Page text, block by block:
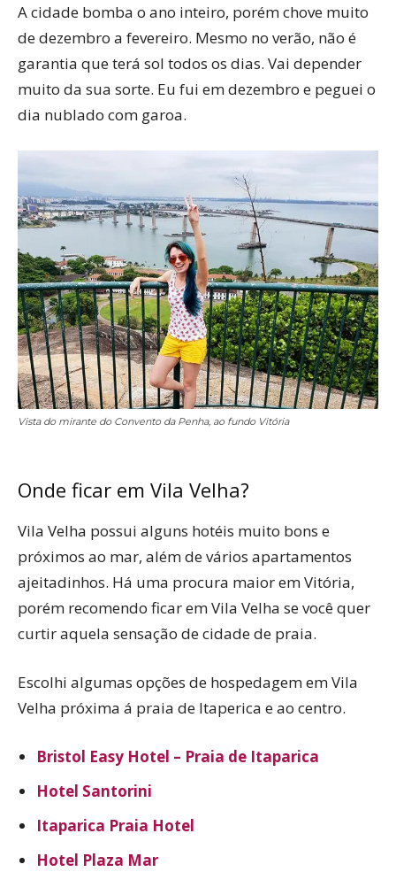
A cidade bomba o ano inteiro, porém chove muito
de dezembro a fevereiro. Mesmo no verão, não é
garantia que terá sol todos os dias. Vai depender
muito da sua sorte. Eu fui em dezembro e peguei o
dia nublado com garoa.
Vista do mirante do Convento da Penha, ao fundo Vitória
Onde ficar em Vila Velha?
Vila Velha possui alguns hotéis muito bons e
próximos ao mar, além de vários apartamentos
ajeitadinhos. Há uma procura maior em Vitória,
porém recomendo ficar em Vila Velha se você quer
curtir aquela sensação de cidade de praia.
Escolhi algumas opções de hospedagem em Vila
Velha próxima á praia de Itaperica e ao centro.
Bristol Easy Hotel – Praia de Itaparica
Hotel Santorini
Itaparica Praia Hotel
Hotel Plaza Mar